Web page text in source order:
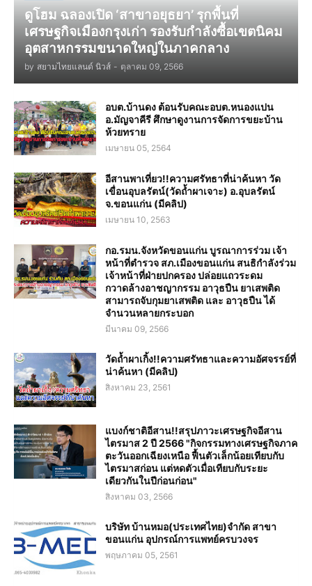
ดูโฮม ฉลองเปิด ‘สาขาอยุธยา’ รุกพื้นที่
เศรษฐกิจเมืองกรุงเก่า รองรับกำลังซื้อเขตนิคม
อุตสาหกรรมขนาดใหญ่ในภาคกลาง
by สยามไทยแลนด์ นิวส์ - ตุลาคม 09, 2566
อบต.บ้านดง ต้อนรับคณะอบต.หนองแปน
อ.มัญจาคีรี ศึกษาดูงานการจัดการขยะบ้าน
ห้วยทราย
เมษายน 05, 2564
อีสานพาเที่ยว!!ความศรัทธาที่น่าค้นหา วัด
เขื่อนอุบลรัตน์(วัดถ้ำผาเจาะ) อ.อุบลรัตน์
จ.ขอนแก่น (มีคลิป)
เมษายน 10, 2563
กอ.รมน.จังหวัดขอนแก่น บูรณาการร่วม เจ้า
หน้าที่ตำรวจ สภ.เมืองขอนแก่น สนธิกำลังร่วม
เจ้าหน้าที่ฝ่ายปกครอง ปล่อยแถวระดม
กวาดล้างอาชญากรรม อาวุธปืน ยาเสพติด
สามารถจับกุมยาเสพติด และ อาวุธปืน ได้
จำนวนหลายกระบอก
มีนาคม 09, 2566
วัดถ้ำผาเกิ้ง!!ความศรัทธาและความอัศจรรย์ที่
น่าค้นหา (มีคลิป)
สิงหาคม 23, 2561
แบงก์ชาติอีสาน!!สรุปภาวะเศรษฐกิจอีสาน
ไตรมาส 2 ปี 2566 "กิจกรรมทางเศรษฐกิจภาค
ตะวันออกเฉียงเหนือ ฟื้นตัวเล็กน้อยเทียบกับ
ไตรมาสก่อน แต่หดตัวเมื่อเทียบกับระยะ
เดียวกันในปีก่อนก่อน"
สิงหาคม 03, 2566
บริษัท บ้านหมอ(ประเทศไทย)จำกัด สาขา
ขอนแก่น อุปกรณ์การแพทย์ครบวงจร
พฤษภาคม 05, 2561